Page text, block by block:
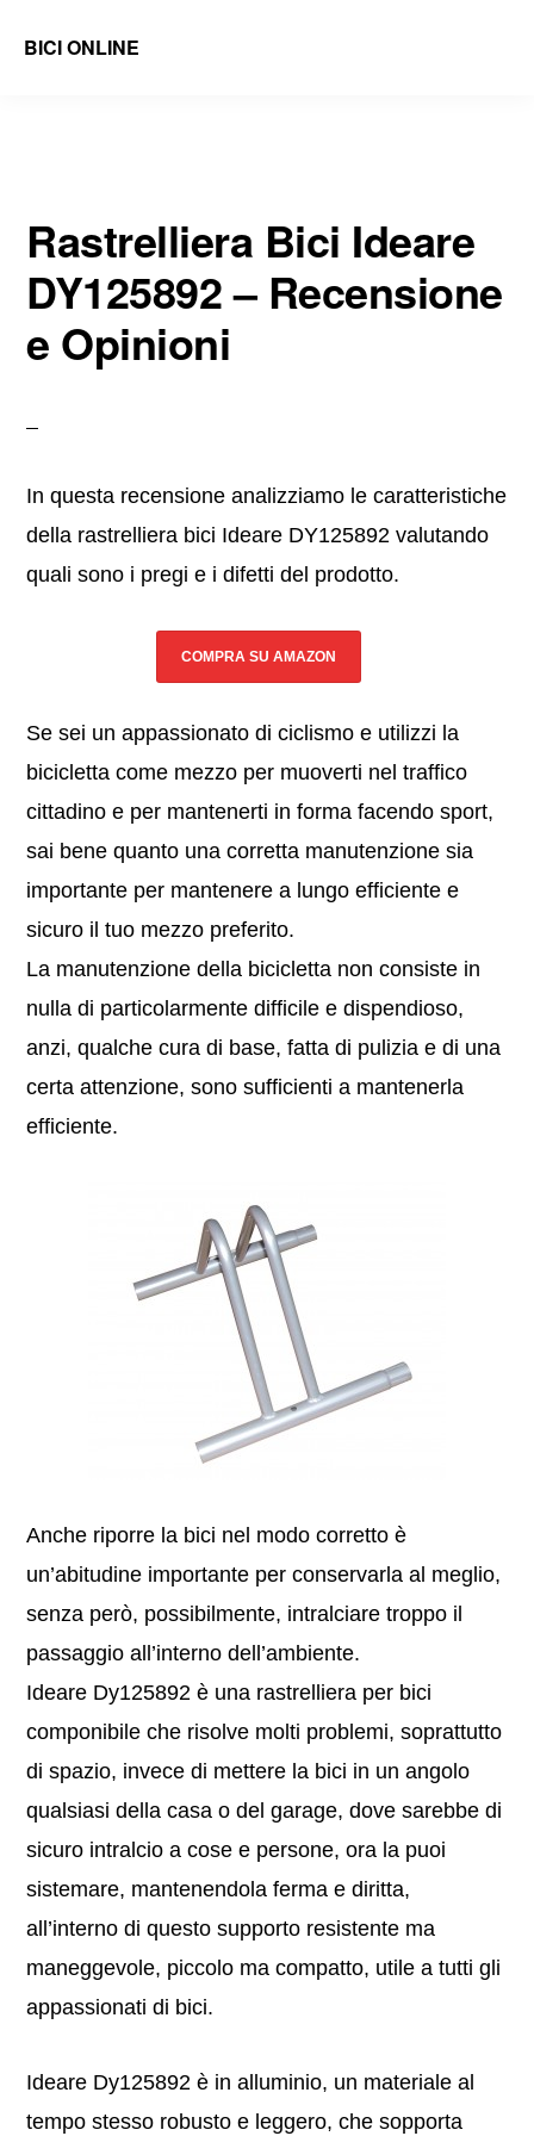
BICI ONLINE
Ricambi
Bici
e
Guide
Rastrelliera Bici Ideare
DY125892 – Recensione
e Opinioni
In questa recensione analizziamo le caratteristiche
della rastrelliera bici Ideare DY125892 valutando
quali sono i pregi e i difetti del prodotto.
COMPRA SU AMAZON
Se sei un appassionato di ciclismo e utilizzi la
bicicletta come mezzo per muoverti nel traffico
cittadino e per mantenerti in forma facendo sport,
sai bene quanto una corretta manutenzione sia
importante per mantenere a lungo efficiente e
sicuro il tuo mezzo preferito.
La manutenzione della bicicletta non consiste in
nulla di particolarmente difficile e dispendioso,
anzi, qualche cura di base, fatta di pulizia e di una
certa attenzione, sono sufficienti a mantenerla
efficiente.
Anche riporre la bici nel modo corretto è
un’abitudine importante per conservarla al meglio,
senza però, possibilmente, intralciare troppo il
passaggio all’interno dell’ambiente.
Ideare Dy125892 è una rastrelliera per bici
componibile che risolve molti problemi, soprattutto
di spazio, invece di mettere la bici in un angolo
qualsiasi della casa o del garage, dove sarebbe di
sicuro intralcio a cose e persone, ora la puoi
sistemare, mantenendola ferma e diritta,
all’interno di questo supporto resistente ma
maneggevole, piccolo ma compatto, utile a tutti gli
appassionati di bici.
Ideare Dy125892 è in alluminio, un materiale al
tempo stesso robusto e leggero, che sopporta